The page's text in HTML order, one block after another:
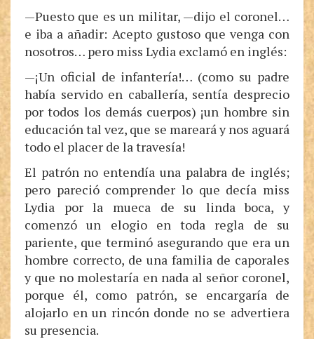
—Puesto que es un militar, —dijo el coronel…
e iba a añadir: Acepto gustoso que venga con
nosotros… pero miss Lydia exclamó en inglés:
—¡Un oficial de infantería!… (como su padre
había servido en caballería, sentía desprecio
por todos los demás cuerpos) ¡un hombre sin
educación tal vez, que se mareará y nos aguará
todo el placer de la travesía!
El patrón no entendía una palabra de inglés;
pero pareció comprender lo que decía miss
Lydia por la mueca de su linda boca, y
comenzó un elogio en toda regla de su
pariente, que terminó asegurando que era un
hombre correcto, de una familia de caporales
y que no molestaría en nada al señor coronel,
porque él, como patrón, se encargaría de
alojarlo en un rincón donde no se advertiera
su presencia.